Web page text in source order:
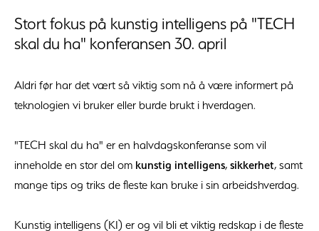
Stort fokus på kunstig intelligens på "TECH
skal du ha" konferansen 30. april
Aldri før har det vært så viktig som nå å være informert på
teknologien vi bruker eller burde brukt i hverdagen.
"TECH skal du ha" er en halvdagskonferanse som vil
inneholde en stor del om kunstig intelligens, sikkerhet, samt
mange tips og triks de fleste kan bruke i sin arbeidshverdag.
Kunstig intelligens (KI) er og vil bli et viktig redskap i de fleste